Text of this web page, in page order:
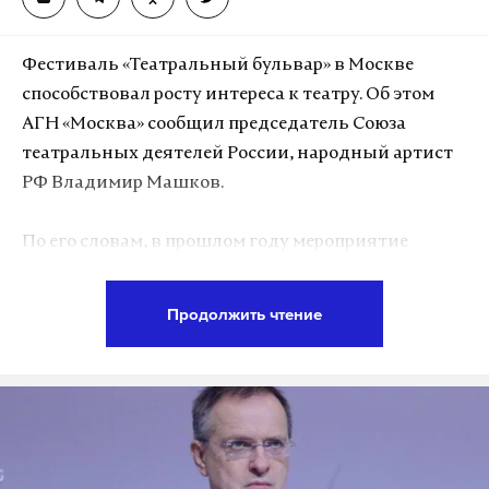
# атака бпла #подмосковье # егорьевск
Фестиваль «Театральный бульвар» в Москве
способствовал росту интереса к театру. Об этом
АГН «Москва» сообщил председатель Союза
театральных деятелей России, народный артист
РФ Владимир Машков.
По его словам, в прошлом году мероприятие
театр, либо не были там давно. Он поблагодарил
мэра Москвы Сергея Собянина за создание и
проведение фестиваля, а также подчеркнул, что
столица является абсолютным театральным
Продолжить чтение